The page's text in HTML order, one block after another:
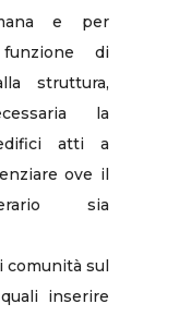
e per
di
struttura,
la
atti a
ove il
sia
sul
inserire